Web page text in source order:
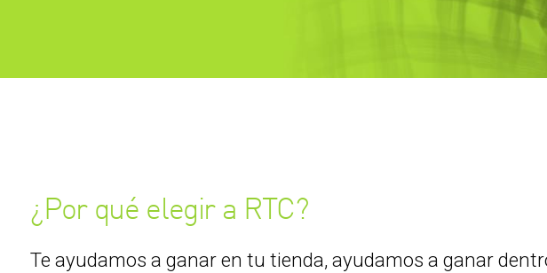
¿Por qué elegir a RTC?
Te ayudamos a ganar en tu tienda, ayudamos a ganar